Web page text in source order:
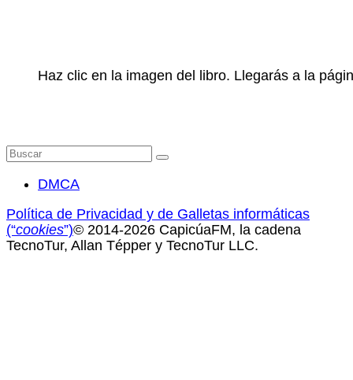
Haz clic en la imagen del libro. Llegarás a la
Buscar
DMCA
Política de Privacidad y de Galletas informáticas
(“cookies”)© 2014-2026 CapicúaFM, la cadena
TecnoTur, Allan Tépper y TecnoTur LLC.